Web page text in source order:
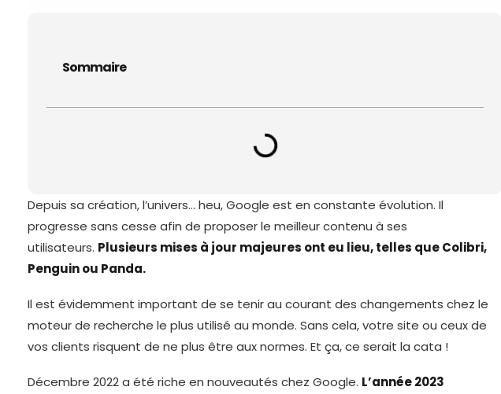
Sommaire
Depuis sa création, l’univers… heu, Google est en constante évolution. Il
progresse sans cesse afin de proposer le meilleur contenu à ses
utilisateurs. Plusieurs mises à jour majeures ont eu lieu, telles que Colibri,
Penguin ou Panda.
Il est évidemment important de se tenir au courant des changements chez le
moteur de recherche le plus utilisé au monde. Sans cela, votre site ou ceux de
vos clients risquent de ne plus être aux normes. Et ça, ce serait la cata !
Décembre 2022 a été riche en nouveautés chez Google. L’année 2023